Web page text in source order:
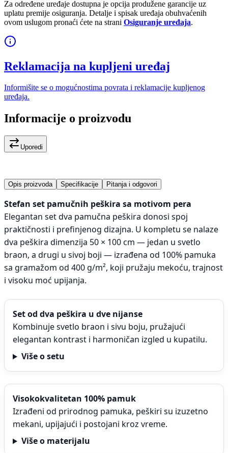
Za određene uređaje dostupna je opcija produžene garancije uz
uplatu premije osiguranja. Detalje i spisak uređaja obuhvaćenih
ovom uslugom pronaći ćete na strani Osiguranje uređaja.
Reklamacija na kupljeni uređaj
Informišite se o mogućnostima povrata i reklamacije kupljenog
uređaja.
Informacije o proizvodu
Uporedi
Opis proizvoda Specifikacije Pitanja i odgovori
Stefan set pamučnih peškira sa motivom pera
Elegantan set dva pamučna peškira donosi spoj
praktičnosti i prefinjenog dizajna. U kompletu se nalaze
dva peškira dimenzija 50 × 100 cm — jedan u svetlo
braon, a drugi u sivoj boji — izrađena od 100% pamuka
sa gramažom od 400 g/m², koji pružaju mekoću, trajnost
i visoku moć upijanja.
Set od dva peškira u dve nijanse
Kombinuje svetlo braon i sivu boju, pružajući
elegantan kontrast i harmoničan izgled u kupatilu.
Više o setu
Visokokvalitetan 100% pamuk
Izrađeni od prirodnog pamuka, peškiri su izuzetno
mekani, upijajući i postojani kroz vreme.
Više o materijalu